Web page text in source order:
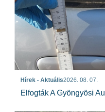
Hírek - Aktuális2026. 08. 07.
Elfogták A Gyöngyösi